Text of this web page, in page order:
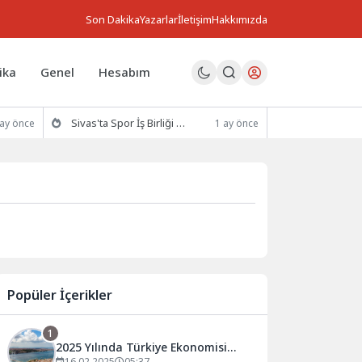
Son DakikaYazarlarİletişimHakkımızda
Genel Hesabım
önce Sivas'ta Spor İş Birliği Protokolü İmzalandı 1 ay önce
Popüler İçerikler
1
2025 Yılında Türkiye Ekonomisi